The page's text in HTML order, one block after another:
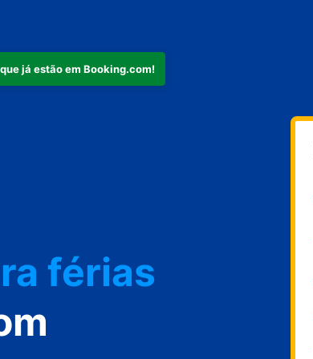
já estão em Booking.com!
férias